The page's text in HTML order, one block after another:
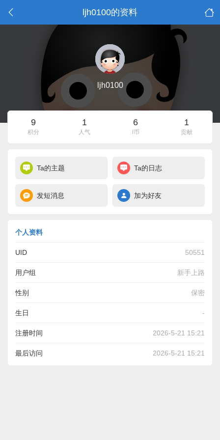
ljh0100的资料
ljh0100
9
积分
1
人气
6
i币
1
贡献
Ta的主题 Ta的日志
发短消息 加为好友
个人资料
UID 50551
用户组 新手上路
性别 保密
生日 -
注册时间 2026-5-21 15:21
最后访问 2026-5-21 15:21